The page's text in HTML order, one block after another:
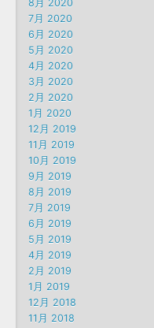
8月 2020
7月 2020
6月 2020
5月 2020
4月 2020
3月 2020
2月 2020
1月 2020
12月 2019
11月 2019
10月 2019
9月 2019
8月 2019
7月 2019
6月 2019
5月 2019
4月 2019
2月 2019
1月 2019
12月 2018
11月 2018